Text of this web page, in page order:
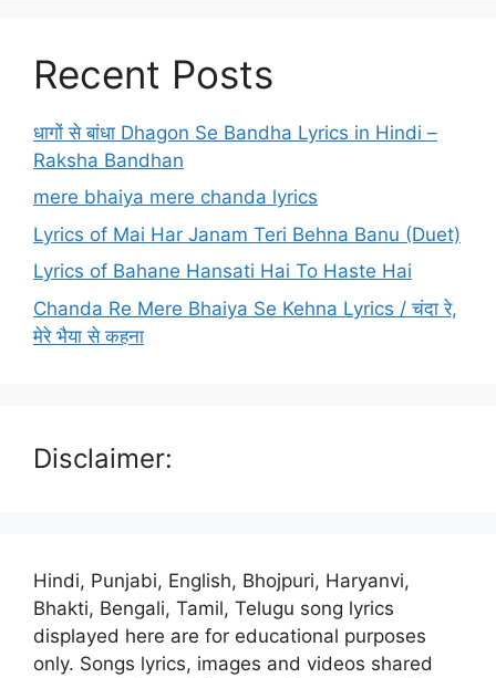
Recent Posts
धागों से बांधा Dhagon Se Bandha Lyrics in Hindi –
Raksha Bandhan
mere bhaiya mere chanda lyrics
Lyrics of Mai Har Janam Teri Behna Banu (Duet)
Lyrics of Bahane Hansati Hai To Haste Hai
Chanda Re Mere Bhaiya Se Kehna Lyrics / चंदा रे,
मेरे भैया से कहना
Disclaimer:
Hindi, Punjabi, English, Bhojpuri, Haryanvi,
Bhakti, Bengali, Tamil, Telugu song lyrics
displayed here are for educational purposes
only. Songs lyrics, images and videos shared